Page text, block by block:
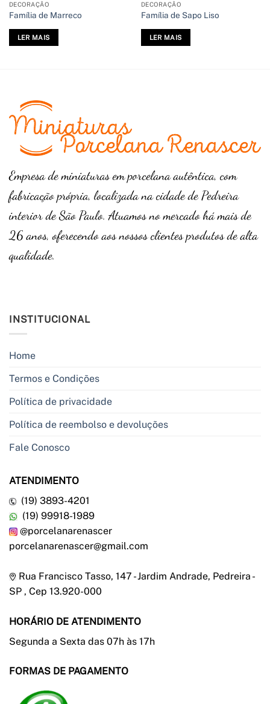
DECORAÇÃO
Família de Marreco
LER MAIS
DECORAÇÃO
Família de Sapo Liso
LER MAIS
Empresa de miniaturas em porcelana autêntica, com
fabricação própria, localizada na cidade de Pedreira
interior de São Paulo. Atuamos no mercado há mais de
26 anos, oferecendo aos nossos clientes produtos de alta
qualidade.
INSTITUCIONAL
Home
Termos e Condições
Política de privacidade
Política de reembolso e devoluções
Fale Conosco
ATENDIMENTO
(19) 3893-4201
(19) 99918-1989
@porcelanarenascer
porcelanarenascer@gmail.com
Rua Francisco Tasso, 147 - Jardim Andrade, Pedreira -
SP , Cep 13.920-000
HORÁRIO DE ATENDIMENTO
Segunda a Sexta das 07h às 17h
FORMAS DE PAGAMENTO